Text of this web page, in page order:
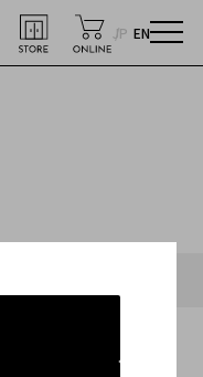
JP EN